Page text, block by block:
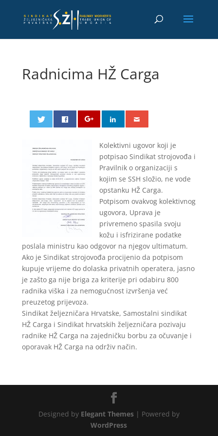
Radnicima HŽ Carga
Kolektivni ugovor koji je
potpisao Sindikat strojovođa i
Pravilnik o organizaciji s
kojim se SSH složio, ne vode
opstanku HŽ Carga.
Potpisom ovakvog kolektivnog
ugovora, Uprava je
privremeno spasila svoju
kožu i isfrizirane podatke
poslala ministru kao odgovor na njegov ultimatum.
Ako je Sindikat strojovođa procijenio da potpisom
kupuje vrijeme do dolaska privatnih operatera, jasno
je zašto ga nije briga za kriterije pri odabiru 800
radnika viška i za nemogućnost izvršenja već
preuzetog prijevoza.
Sindikat željezničara Hrvatske, Samostalni sindikat
HŽ Carga i Sindikat hrvatskih željezničara pozivaju
radnike HŽ Carga na zajedničku borbu za očuvanje i
oporavak HŽ Carga na održiv način.
Designed by Elegant Themes| Powered by
WordPress